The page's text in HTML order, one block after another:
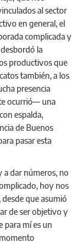
al sector
en general, el
complicada y
la
productivos que
también, a los
presencia
ocurrió— una
espalda,
de Buenos
pasar esta
a dar números, no
hoy nos
que asumió
de ser objetivo y
para mí es un